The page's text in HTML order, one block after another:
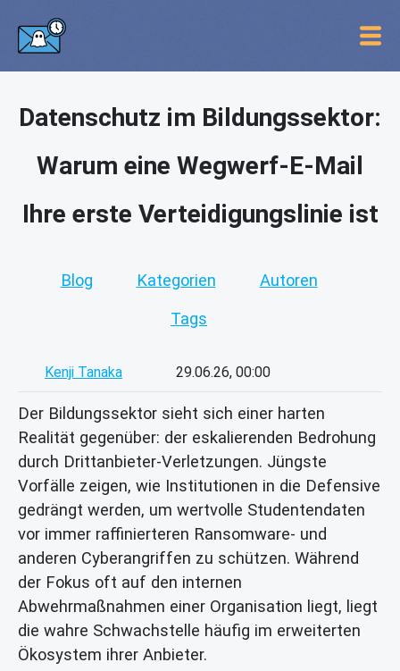
Datenschutz im Bildungssektor:
Warum eine Wegwerf-E-Mail
Ihre erste Verteidigungslinie ist
Blog Kategorien Autoren
Tags
Kenji Tanaka 29.06.26, 00:00
Der Bildungssektor sieht sich einer harten
Realität gegenüber: der eskalierenden Bedrohung
durch Drittanbieter-Verletzungen. Jüngste
Vorfälle zeigen, wie Institutionen in die Defensive
gedrängt werden, um wertvolle Studentendaten
vor immer raffinierteren Ransomware- und
anderen Cyberangriffen zu schützen. Während
der Fokus oft auf den internen
Abwehrmaßnahmen einer Organisation liegt, liegt
die wahre Schwachstelle häufig im erweiterten
Ökosystem ihrer Anbieter.